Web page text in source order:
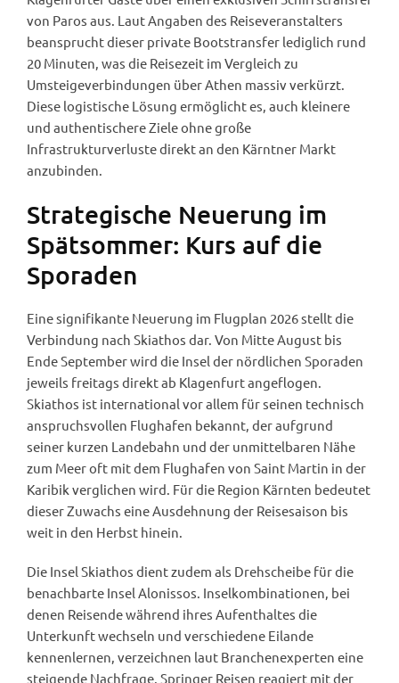
von Paros aus. Laut Angaben des Reiseveranstalters
beansprucht dieser private Bootstransfer lediglich rund
20 Minuten, was die Reisezeit im Vergleich zu
Umsteigeverbindungen über Athen massiv verkürzt.
Diese logistische Lösung ermöglicht es, auch kleinere
und authentischere Ziele ohne große
Infrastrukturverluste direkt an den Kärntner Markt
anzubinden.
Strategische Neuerung im
Spätsommer: Kurs auf die
Sporaden
Eine signifikante Neuerung im Flugplan 2026 stellt die
Verbindung nach Skiathos dar. Von Mitte August bis
Ende September wird die Insel der nördlichen Sporaden
jeweils freitags direkt ab Klagenfurt angeflogen.
Skiathos ist international vor allem für seinen technisch
anspruchsvollen Flughafen bekannt, der aufgrund
seiner kurzen Landebahn und der unmittelbaren Nähe
zum Meer oft mit dem Flughafen von Saint Martin in der
Karibik verglichen wird. Für die Region Kärnten bedeutet
dieser Zuwachs eine Ausdehnung der Reisesaison bis
weit in den Herbst hinein.
Die Insel Skiathos dient zudem als Drehscheibe für die
benachbarte Insel Alonissos. Inselkombinationen, bei
denen Reisende während ihres Aufenthaltes die
Unterkunft wechseln und verschiedene Eilande
kennenlernen, verzeichnen laut Branchenexperten eine
steigende Nachfrage. Springer Reisen reagiert mit der